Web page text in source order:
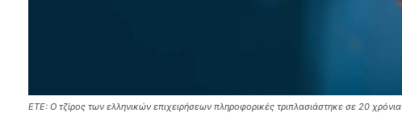
ΕΤΕ: Ο τζίρος των ελληνικών επιχειρήσεων πληροφορικές τριπλασιάστηκε σε 20 χρόνια